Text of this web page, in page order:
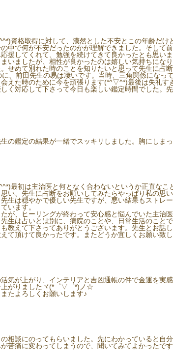
資格取得に対して、漠然とした不安とこの年齢だ
中で何が不安だったのかが理解できました。そして
援してくれて、勉強を続けてきて良かったとも思い
いましたが、相性が良かったのは嬉しい気持ちにな
せめて別れた時のことを知りたいと思って先生に占
、前田先生の易は凄いです。当時、三角関係にな
えた時のために今を頑張ります(*^▽^*)最後は失礼
く対応して下さって今日も楽しい鑑定時間でした。
の鑑定の結果が一緒でスッキリしました。胸にしま
最初は主治医と何となく合わないというか正直なこ
い、先生に占断をお願いしてみたらやっぱり私の思
生は穏やかで優しい先生ですが、悪い結果もストレ
います。
が、ヒーリングが終わって安心感と悩んでいた主治
生は占いとは別に、病院のことや、日常生活のこと
教えて下さってありがとうございます。先生とお話
て頂けて良かったです。またどうか宜しくお願い致し
気が上がり、インテリアと吉凶通帳の件で金運を実
上がりましたヾ(*゜▽゜*)ノ☆
たよろしくお願いします♪
相談にのってもらいました。先にわかっていると自
苦痛に変わってしまうので、聞いてみてよかったで